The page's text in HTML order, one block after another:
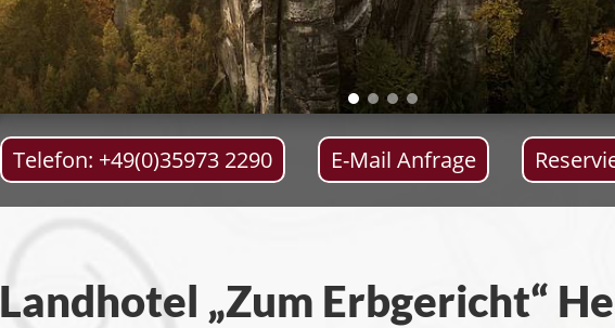
Telefon: +49(0)35973 2290 E-Mail Anfrage
Landhotel „Zum Erbgericht“